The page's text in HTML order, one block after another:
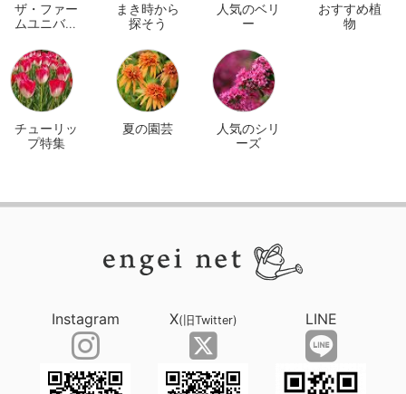
ザ・ファー
ムユニバー
イン
まき時から
探そう
人気のベリ
ー
おすすめ植
物
チューリッ
プ特集
夏の園芸
人気のシリ
ーズ
Instagram X(旧Twitter) LINE